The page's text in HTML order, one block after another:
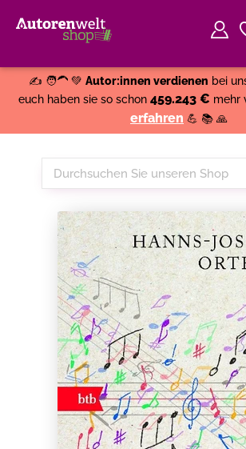
✍️ 🧑‍🦱 💚 Autor:innen verdienen bei
euch haben sie so schon 459.243 € mehr
erfahren 💪 📚 🙏
Durchsuchen
Sie
Shop